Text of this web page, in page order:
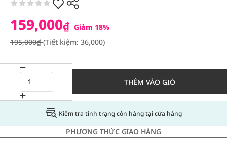
159,000₫ Giảm 18%
195,000₫(Tiết kiệm: 36,000)
THÊM VÀO GIỎ
Kiểm tra tình trạng còn hàng tại cửa hàng
PHƯƠNG THỨC GIAO HÀNG